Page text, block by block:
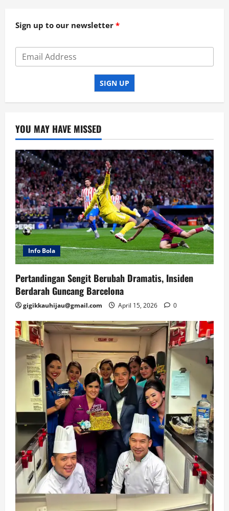
Sign up to our newsletter
SIGN UP
YOU MAY HAVE MISSED
Info Bola
Pertandingan Sengit Berubah Dramatis, Insiden
Berdarah Guncang Barcelona
gigikkauhijau@gmail.com April 15, 2026 0